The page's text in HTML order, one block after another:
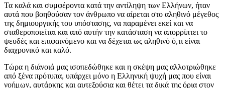
Τα καλά και συμφέροντα κατά την αντίληψη των Ελλήνων, ήταν
αυτά που βοηθούσαν τον άνθρωπο να αίρεται στο αληθινό μέγεθος
της δημιουργικής του υπόστασης, να παραμένει εκεί και να
σταθεροποιείται και από αυτήν την κατάσταση να απορρίπτει το
ψευδές και επιφαινόμενο και να δέχεται ως αληθινό ό,τι είναι
διαχρονικό και καλό.
Τώρα η διάνοιά μας ισοπεδώθηκε και η σκέψη μας αλλοτριώθηκε
από ξένα πρότυπα, υπάρχει μόνο η Ελληνική ψυχή μας που είναι
νοήμων, αυτάρκης και αυτεξούσια και θέτει τα δικά της όρια στον